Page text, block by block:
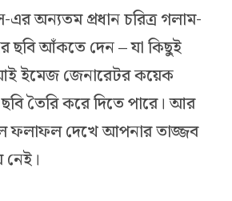
এর অন্যতম প্রধান চরিত্র গলাম-
ছবি আঁকতে দেন – যা কিছুই
ইমেজ জেনারেটর কয়েক
তৈরি করে দিতে পারে। আর
ফলাফল দেখে আপনার তাজ্জব
নেই।